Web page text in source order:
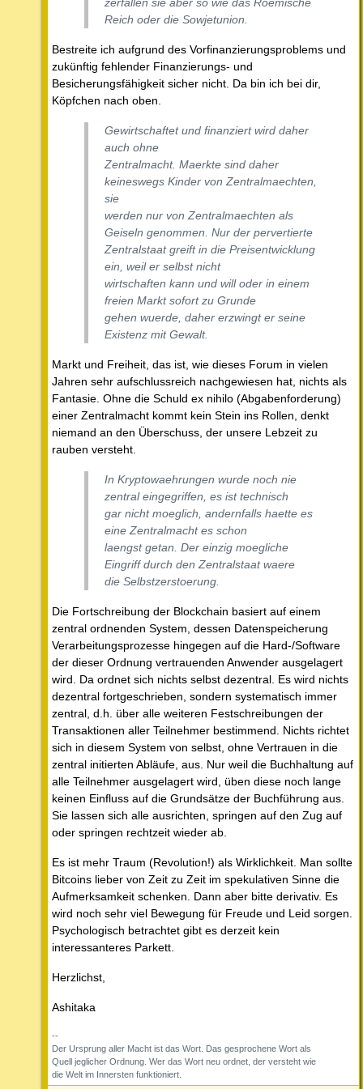
zerfallen sie aber so wie das Roemische
Reich oder die Sowjetunion.
Bestreite ich aufgrund des Vorfinanzierungsproblems und
zukünftig fehlender Finanzierungs- und
Besicherungsfähigkeit sicher nicht. Da bin ich bei dir,
Köpfchen nach oben.
Gewirtschaftet und finanziert wird daher
auch ohne
Zentralmacht. Maerkte sind daher
keineswegs Kinder von Zentralmaechten,
sie
werden nur von Zentralmaechten als
Geiseln genommen. Nur der pervertierte
Zentralstaat greift in die Preisentwicklung
ein, weil er selbst nicht
wirtschaften kann und will oder in einem
freien Markt sofort zu Grunde
gehen wuerde, daher erzwingt er seine
Existenz mit Gewalt.
Markt und Freiheit, das ist, wie dieses Forum in vielen
Jahren sehr aufschlussreich nachgewiesen hat, nichts als
Fantasie. Ohne die Schuld ex nihilo (Abgabenforderung)
einer Zentralmacht kommt kein Stein ins Rollen, denkt
niemand an den Überschuss, der unsere Lebzeit zu
rauben versteht.
In Kryptowaehrungen wurde noch nie
zentral eingegriffen, es ist technisch
gar nicht moeglich, andernfalls haette es
eine Zentralmacht es schon
laengst getan. Der einzig moegliche
Eingriff durch den Zentralstaat waere
die Selbstzerstoerung.
Die Fortschreibung der Blockchain basiert auf einem
zentral ordnenden System, dessen Datenspeicherung
Verarbeitungsprozesse hingegen auf die Hard-/Software
der dieser Ordnung vertrauenden Anwender ausgelagert
wird. Da ordnet sich nichts selbst dezentral. Es wird nichts
dezentral fortgeschrieben, sondern systematisch immer
zentral, d.h. über alle weiteren Festschreibungen der
Transaktionen aller Teilnehmer bestimmend. Nichts richtet
sich in diesem System von selbst, ohne Vertrauen in die
zentral initierten Abläufe, aus. Nur weil die Buchhaltung auf
alle Teilnehmer ausgelagert wird, üben diese noch lange
keinen Einfluss auf die Grundsätze der Buchführung aus.
Sie lassen sich alle ausrichten, springen auf den Zug auf
oder springen rechtzeit wieder ab.
Es ist mehr Traum (Revolution!) als Wirklichkeit. Man sollte
Bitcoins lieber von Zeit zu Zeit im spekulativen Sinne die
Aufmerksamkeit schenken. Dann aber bitte derivativ. Es
wird noch sehr viel Bewegung für Freude und Leid sorgen.
Psychologisch betrachtet gibt es derzeit kein
interessanteres Parkett.
Herzlichst,
Ashitaka
--
Der Ursprung aller Macht ist das Wort. Das gesprochene Wort als
Quell jeglicher Ordnung. Wer das Wort neu ordnet, der versteht wie
die Welt im Innersten funktioniert.